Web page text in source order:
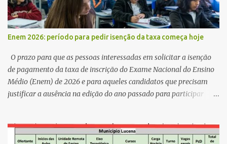
(efetivo), supervisor, Formado em Pedagogia e Biomedicina pela
UFPB. Leciona no Otto Illi, Gilberto Inácio, Ellinora Dornellas
,Escola Américo Falcão. Gerson nos contou que a idéia de disputar
a prefeitura veio de um sonho há 5 anos atrás, e também por
acreditar que o trabalho dos seus companheiros principalmente
da zona rural deve ser mais valorizado e que eles serão a Fortalez...
Enem 2026: período para pedir isenção da taxa começa hoje
O prazo para que as pessoas interessadas em solicitar a isenção
de pagamento da taxa de inscrição do Exame Nacional do Ensino
Médio (Enem) de 2026 e para aqueles candidatos que precisam
justificar a ausência na edição do ano passado para participar
eletrônico da Página do Participante do Enem com o login único